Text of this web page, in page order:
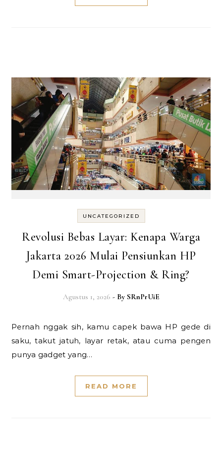
UNCATEGORIZED
Revolusi Bebas Layar: Kenapa Warga
Jakarta 2026 Mulai Pensiunkan HP
Demi Smart-Projection & Ring?
Agustus 1, 2026 - By SRnPrUiE
Pernah nggak sih, kamu capek bawa HP gede di
saku, takut jatuh, layar retak, atau cuma pengen
punya gadget yang…
READ MORE